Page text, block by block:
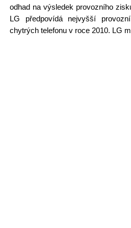
odhad na výsledek provozního
LG předpovídá nejvyšší
chytrých telefonu v roce 2010. LG